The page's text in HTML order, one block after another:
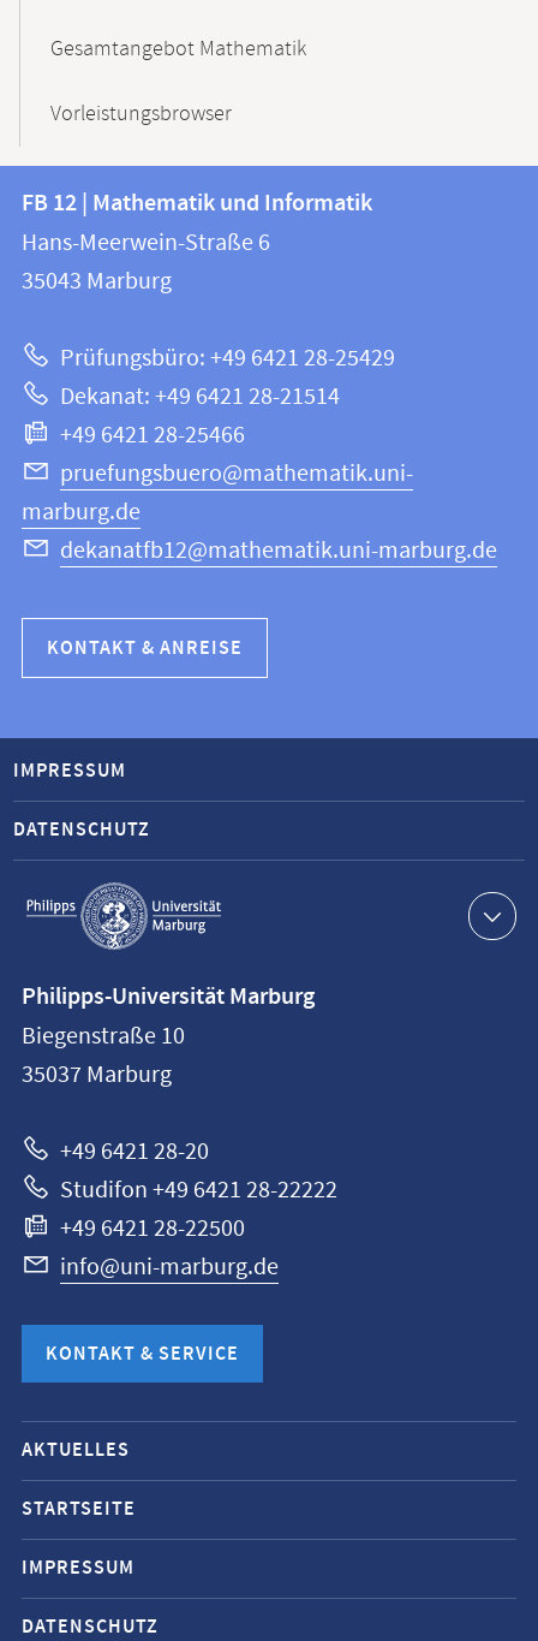
Gesamtangebot Mathematik
Vorleistungsbrowser
Kontakt
und
Informationen
Website
FB
12
|
und
Informatik
FB 12 | Mathematik und Informatik
Hans-Meerwein-Straße 6
35043 Marburg
Prüfungsbüro: +49 6421 28-25429
Dekanat: +49 6421 28-21514
+49 6421 28-25466
pruefungsbuero@mathematik.uni-
marburg.de
dekanatfb12@mathematik.uni-marburg.de
KONTAKT & ANREISE
Service-
Navigation
IMPRESSUM
DATENSCHUTZ
Philipps-
Universität
Marburg
Philipps-Universität Marburg
Biegenstraße 10
35037 Marburg
+49 6421 28-20
Studifon +49 6421 28-22222
+49 6421 28-22500
info@uni-marburg.de
KONTAKT & SERVICE
Mobile-
Service-
Navigation
und
Social
Media
AKTUELLES
STARTSEITE
IMPRESSUM
DATENSCHUTZ